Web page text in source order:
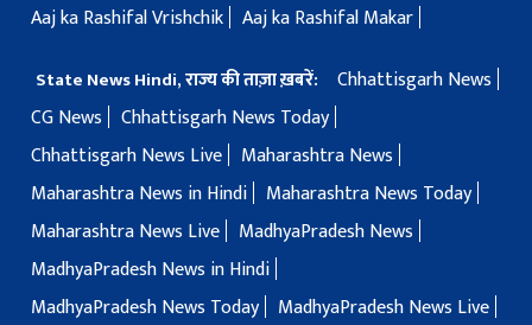
Aaj ka Rashifal Vrishchik Aaj ka Rashifal Makar
State News Hindi, राज्य की ताज़ा ख़बरें:
Chhattisgarh News
CG News
Chhattisgarh News Today
Chhattisgarh News Live
Maharashtra News
Maharashtra News in Hindi
Maharashtra News Today
Maharashtra News Live
MadhyaPradesh News
MadhyaPradesh News in Hindi
MadhyaPradesh News Today
MadhyaPradesh News Live